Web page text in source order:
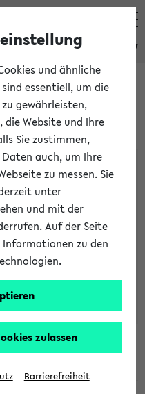
eKVV
und ähnliche
essentiell, um die
gewährleisten,
die Website und Ihre
Sie zustimmen,
auch, um Ihre
zu messen. Sie
unter
und mit der
Auf der Seite
zu den
zulassen
Barrierefreiheit